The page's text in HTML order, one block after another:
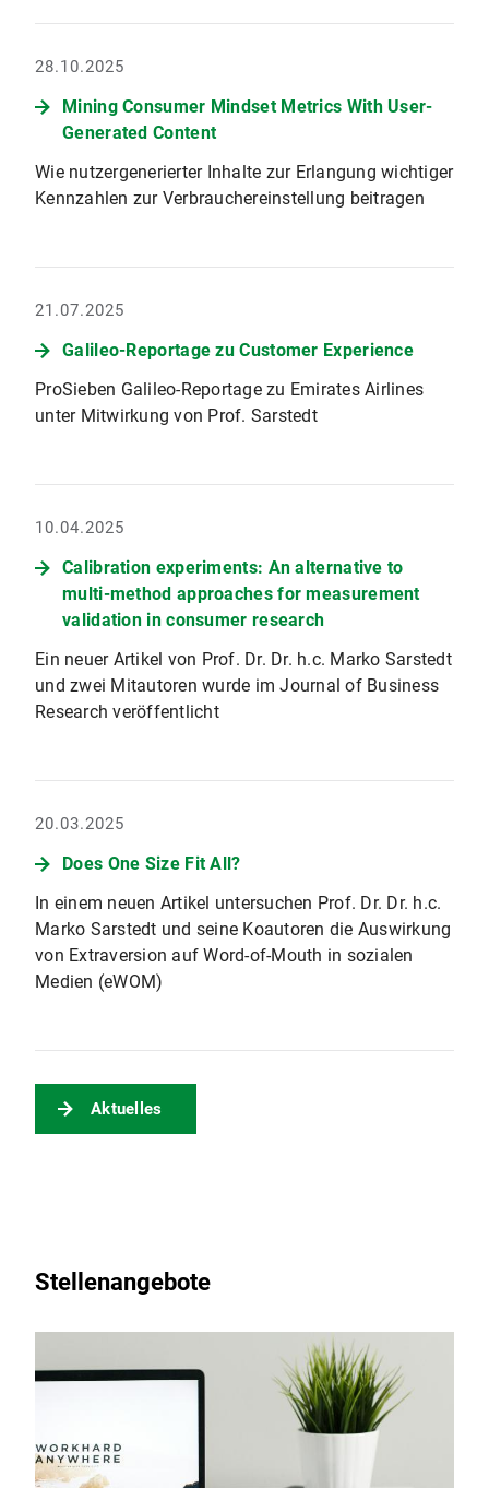
28.10.2025
Mining Consumer Mindset Metrics With User-
Generated Content
Wie nutzergenerierter Inhalte zur Erlangung wichtiger
Kennzahlen zur Verbrauchereinstellung beitragen
21.07.2025
Galileo-Reportage zu Customer Experience
ProSieben Galileo-Reportage zu Emirates Airlines
unter Mitwirkung von Prof. Sarstedt
10.04.2025
Calibration experiments: An alternative to
multi-method approaches for measurement
validation in consumer research
Ein neuer Artikel von Prof. Dr. Dr. h.c. Marko Sarstedt
und zwei Mitautoren wurde im Journal of Business
Research veröffentlicht
20.03.2025
Does One Size Fit All?
In einem neuen Artikel untersuchen Prof. Dr. Dr. h.c.
Marko Sarstedt und seine Koautoren die Auswirkung
von Extraversion auf Word-of-Mouth in sozialen
Medien (eWOM)
Aktuelles
Stellenangebote